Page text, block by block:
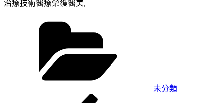
治療技術醫療榮獲醫美,
未分類